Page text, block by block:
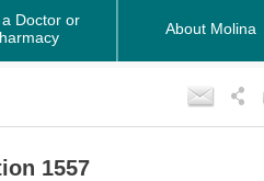
Doctor or
About Molina
1557